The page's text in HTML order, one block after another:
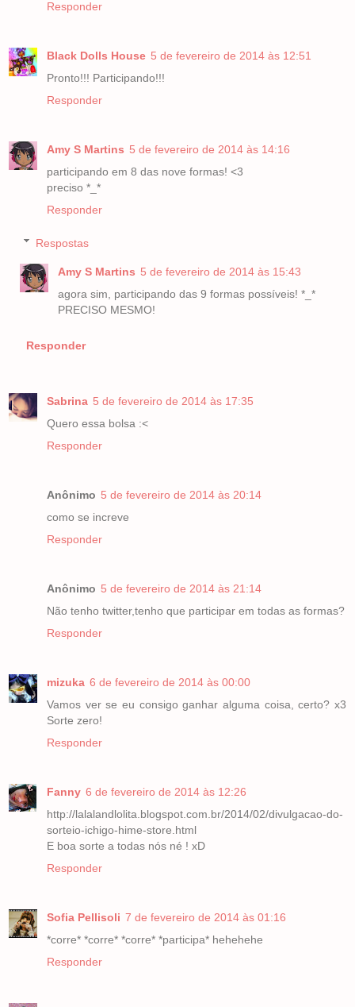
Responder
Black Dolls House 5 de fevereiro de 2014 às 12:51
Pronto!!! Participando!!!
Responder
Amy S Martins 5 de fevereiro de 2014 às 14:16
participando em 8 das nove formas! <3
preciso *_*
Responder
Respostas
Amy S Martins 5 de fevereiro de 2014 às 15:43
agora sim, participando das 9 formas possíveis! *_*
PRECISO MESMO!
Responder
Sabrina 5 de fevereiro de 2014 às 17:35
Quero essa bolsa :<
Responder
Anônimo 5 de fevereiro de 2014 às 20:14
como se increve
Responder
Anônimo 5 de fevereiro de 2014 às 21:14
Não tenho twitter,tenho que participar em todas as formas?
Responder
mizuka 6 de fevereiro de 2014 às 00:00
Vamos ver se eu consigo ganhar alguma coisa, certo? x3
Sorte zero!
Responder
Fanny 6 de fevereiro de 2014 às 12:26
http://lalalandlolita.blogspot.com.br/2014/02/divulgacao-do-
sorteio-ichigo-hime-store.html
E boa sorte a todas nós né ! xD
Responder
Sofia Pellisoli 7 de fevereiro de 2014 às 01:16
*corre* *corre* *corre* *participa* hehehehe
Responder